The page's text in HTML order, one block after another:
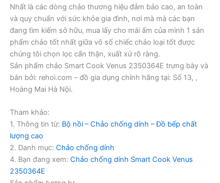
Nhất là các dòng chảo thương hiệu đảm bảo cao, an toàn
và quy chuẩn với sức khỏe gia đình, nơi mà mà các bạn
đang tìm kiếm sở hữu, mua lấy cho mái ấm của mình 1 sản
phẩm chảo tốt nhất giữa vô số chiếc chảo loại tốt được
chúng tôi chọn lọc cẩn thận, xuất xứ rõ ràng.
Sản phẩm chảo Smart Cook Venus 2350364E trưng bày và
bán bởi: rehoi.com – đồ gia dụng chính hãng tại: Số 13, ,
Hoàng Mai Hà Nội.
Tham khảo:
1. Thông tin từ: Bộ nồi – Chảo chống dính – Đồ bếp chất
lượng cao
2. Danh mục: Chảo chống dính
4. Bạn đang xem: Chảo chống dính Smart Cook Venus
2350364E